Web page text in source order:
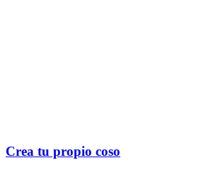
Crea tu propio coso